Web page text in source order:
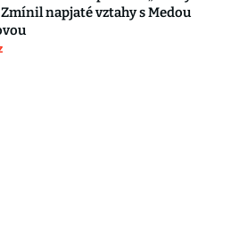
Zmínil napjaté vztahy s Medou